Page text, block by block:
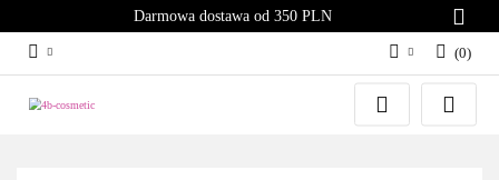
Darmowa dostawa od 350 PLN
(0)